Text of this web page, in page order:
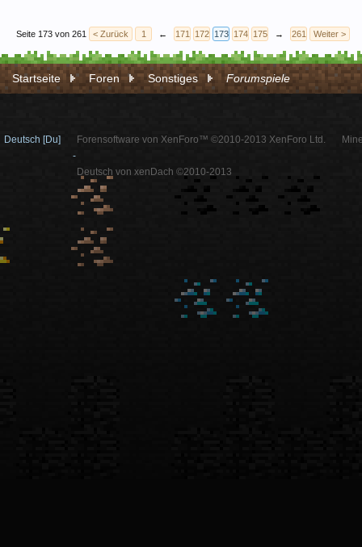
Seite 173 von 261 < Zurück 1 ← 171 172 173 174 175 → 261 Weiter >
Startseite Foren Sonstiges Forumspiele
Deutsch [Du]
Forensoftware von XenForo™ ©2010-2013 XenForo Ltd.
-
Deutsch von xenDach ©2010-2013